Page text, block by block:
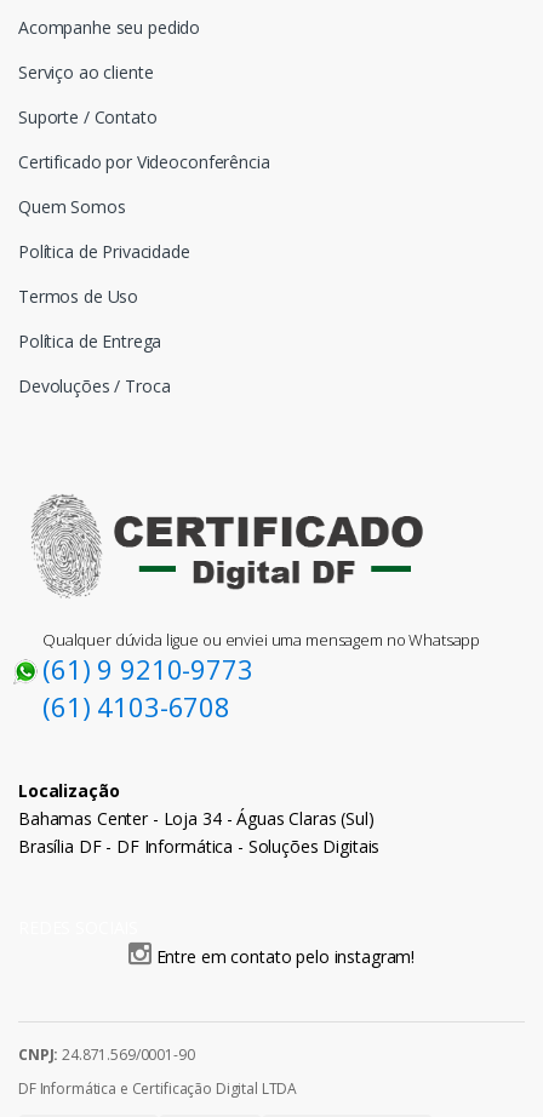
Acompanhe seu pedido
Serviço ao cliente
Suporte / Contato
Certificado por Videoconferência
Quem Somos
Política de Privacidade
Termos de Uso
Política de Entrega
Devoluções / Troca
Qualquer dúvida ligue ou enviei uma mensagem no Whatsapp
(61) 9 9210-9773
(61) 4103-6708
Localização
Bahamas Center - Loja 34 - Águas Claras (Sul)
Brasília DF - DF Informática - Soluções Digitais
Entre em contato pelo instagram!
CNPJ: 24.871.569/0001-90
DF Informática e Certificação Digital LTDA